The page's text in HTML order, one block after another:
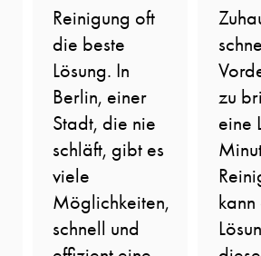
Reinigung oft
die beste
Lösung. In
Berlin, einer
Stadt, die nie
schläft, gibt es
viele
Möglichkeiten,
schnell und
zu
eine